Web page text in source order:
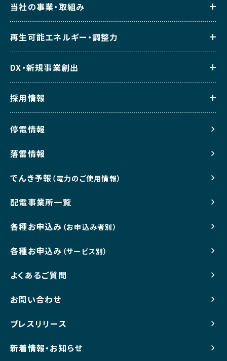
当社の事業・取組み
再生可能エネルギー・調整力
DX・新規事業創出
採用情報
停電情報
落雷情報
でんき予報 （電力のご使用情報）
配電事業所一覧
各種お申込み （お申込み者別）
各種お申込み （サービス別）
よくあるご質問
お問い合わせ
プレスリリース
新着情報・お知らせ